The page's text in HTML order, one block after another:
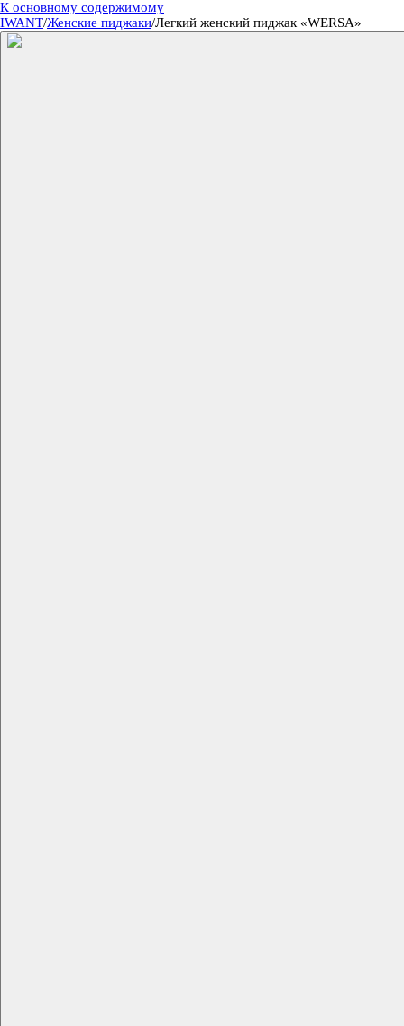
К основному содержимому
IWANT/Женские пиджаки/Легкий женский пиджак «WERSA»